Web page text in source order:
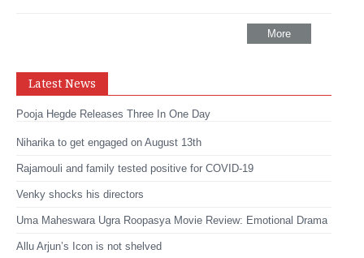
More
Latest News
Pooja Hegde Releases Three In One Day
Niharika to get engaged on August 13th
Rajamouli and family tested positive for COVID-19
Venky shocks his directors
Uma Maheswara Ugra Roopasya Movie Review: Emotional Drama
Allu Arjun’s Icon is not shelved